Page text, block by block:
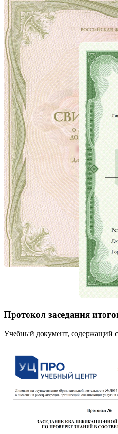
Протокол заседания
Учебный документ, содержащий